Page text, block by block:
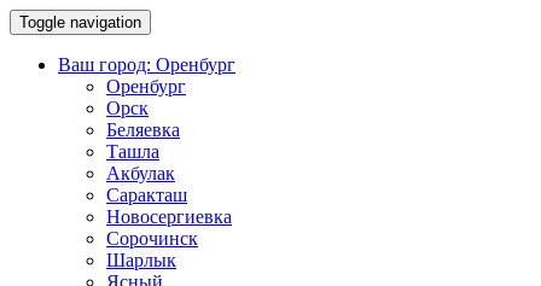
Toggle navigation
Ваш город: Оренбург
Оренбург
Орск
Беляевка
Ташла
Акбулак
Саракташ
Новосергиевка
Сорочинск
Шарлык
Ясный